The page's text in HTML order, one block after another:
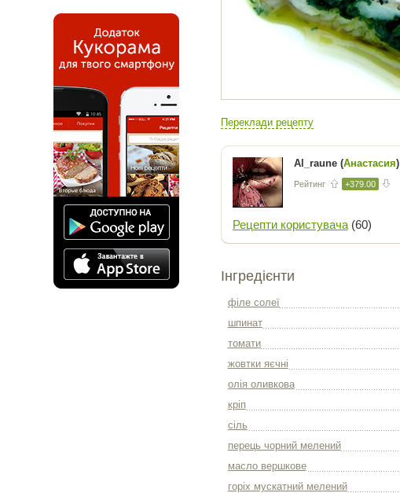
Переклади рецепту
Al_raune (Анастасия)
Рейтинг +379.00
Рецепти користувача(60)
Інгредієнти
філе солеї
шпинат
томати
жовтки яєчні
олія оливкова
кріп
сіль
перець чорний мелений
масло вершкове
горіх мускатний мелений